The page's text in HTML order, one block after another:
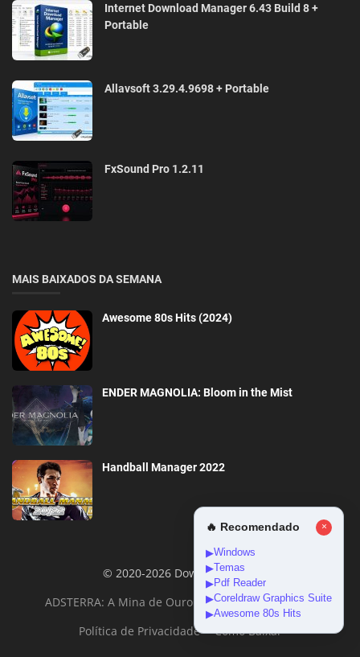
Internet Download Manager 6.43 Build 8 +
Portable
Allavsoft 3.29.4.9698 + Portable
FxSound Pro 1.2.11
MAIS BAIXADOS DA SEMANA
Awesome 80s Hits (2024)
ENDER MAGNOLIA: Bloom in the Mist
Handball Manager 2022
© 2020-2026 DownloadGeral
ADSTERRA: A Mina de Ouro da Monetização Online
Política de Privacidade
Como Baixar
🔥 Recomendado ×
▶Windows
▶Temas
▶Pdf Reader
▶Coreldraw Graphics Suite
▶Awesome 80s Hits